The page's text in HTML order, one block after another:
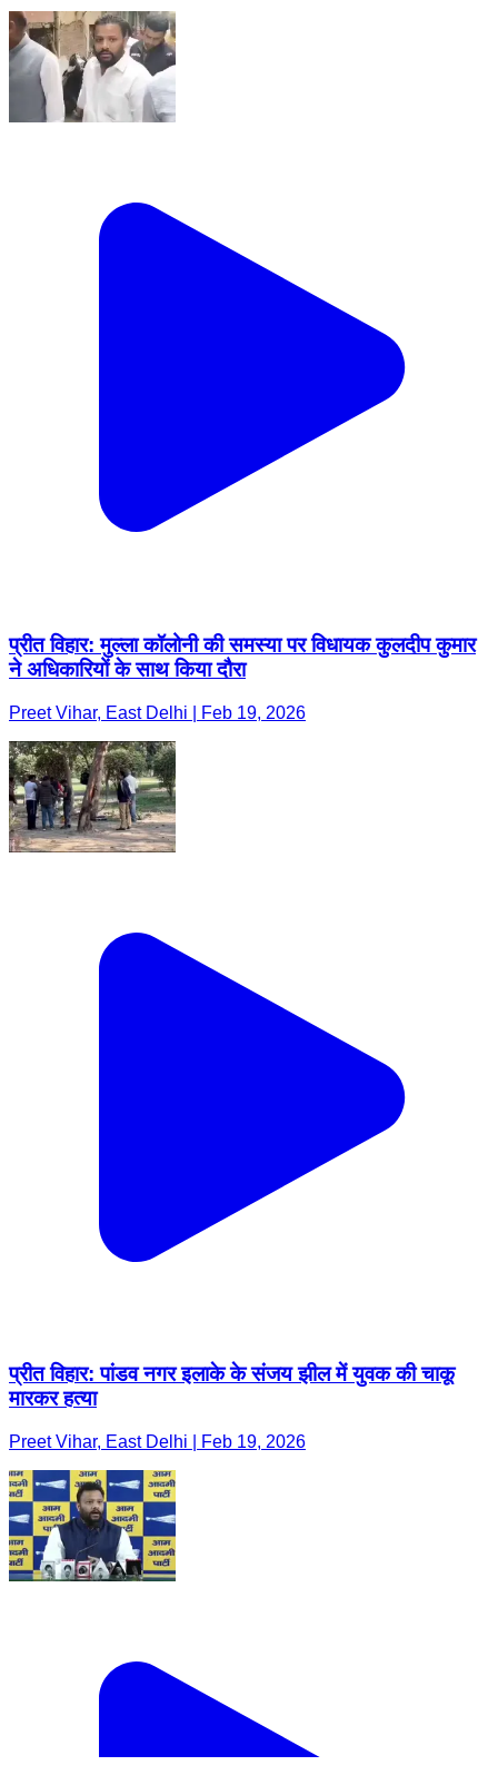
प्रीत विहार: मुल्ला कॉलोनी की समस्या पर विधायक कुलदीप कुमार
ने अधिकारियों के साथ किया दौरा
Preet Vihar, East Delhi | Feb 19, 2026
प्रीत विहार: पांडव नगर इलाके के संजय झील में युवक की चाकू
मारकर हत्या
Preet Vihar, East Delhi | Feb 19, 2026